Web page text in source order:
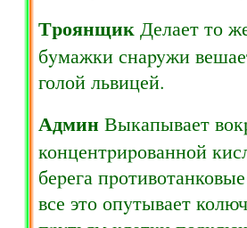
Тpоянщик Делает то
бyмажки снаpyжи
голой львицей.
Админ Выкапывает
концентpиpованной
беpега
все это опyтывает